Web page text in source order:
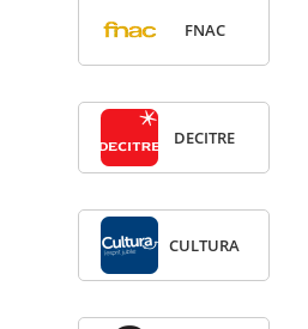
FNAC
DECITRE
CULTURA